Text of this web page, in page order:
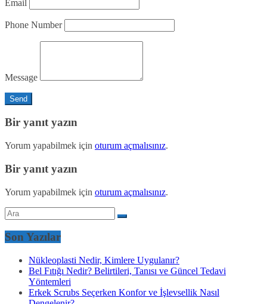
Email
Phone Number
Message
Bir yanıt yazın
Yorum yapabilmek için oturum açmalısınız.
Bir yanıt yazın
Yorum yapabilmek için oturum açmalısınız.
Son Yazılar
Nükleoplasti Nedir, Kimlere Uygulanır?
Bel Fıtığı Nedir? Belirtileri, Tanısı ve Güncel Tedavi
Yöntemleri
Erkek Scrubs Seçerken Konfor ve İşlevsellik Nasıl